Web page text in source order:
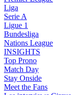
Liga
Serie A
Ligue 1
Bundesliga
Nations League
INSIGHTS
Top Prono
Match Day
Stay Onside
Meet the Fans